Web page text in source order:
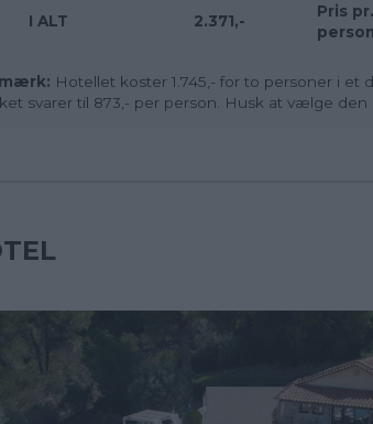
I ALT 2.371,-
Pris
Hotellet koster 1.745,- for to personer i et
svarer til 873,- per person. Husk at vælge den